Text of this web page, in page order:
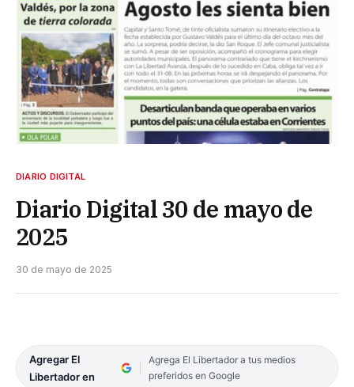
DIARIO DIGITAL
Diario Digital 30 de mayo de
2025
30 de mayo de 2025
Agregar El
Libertador en
Agrega El Libertador a tus medios
preferidos en Google